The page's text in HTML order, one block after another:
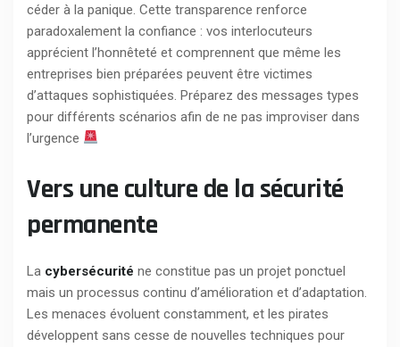
céder à la panique. Cette transparence renforce
paradoxalement la confiance : vos interlocuteurs
apprécient l’honnêteté et comprennent que même les
entreprises bien préparées peuvent être victimes
d’attaques sophistiquées. Préparez des messages types
pour différents scénarios afin de ne pas improviser dans
l’urgence
Vers une culture de la sécurité
permanente
La cybersécurité ne constitue pas un projet ponctuel
mais un processus continu d’amélioration et d’adaptation.
Les menaces évoluent constamment, et les pirates
développent sans cesse de nouvelles techniques pour